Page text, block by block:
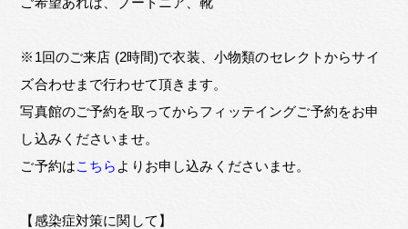
※1回のご来店 (2時間)で衣装、小物類のセレクトからサイ
ズ合わせまで行わせて頂きます。
写真館のご予約を取ってからフィッテイングご予約をお申
し込みくださいませ。
ご予約はこちら よりお申し込みくださいませ。
【感染症対策に関して】